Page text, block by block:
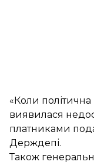
«Коли
виявилася
платниками
Держдепі.
Також